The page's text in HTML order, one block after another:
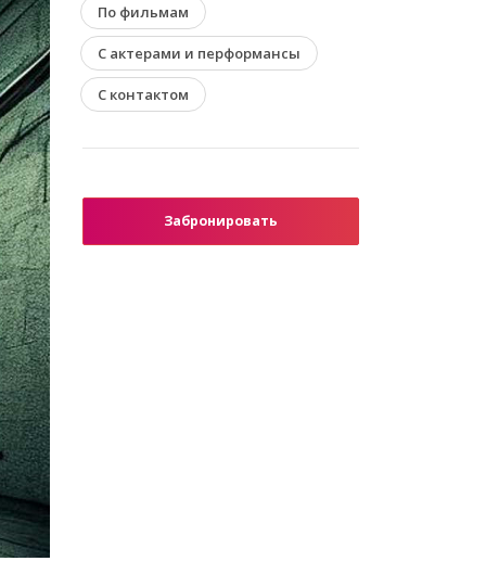
По фильмам
С актерами и перформансы
С контактом
Забронировать